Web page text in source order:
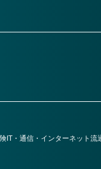
IT・通信・インターネット 流